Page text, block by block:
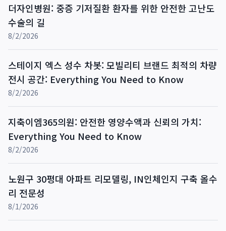
더자인병원: 중증 기저질환 환자를 위한 안전한 고난도
수술의 길
8/2/2026
스테이지 엑스 성수 차봇: 모빌리티 브랜드 최적의 차량
전시 공간: Everything You Need to Know
8/2/2026
지축이엠365의원: 안전한 영양수액과 신뢰의 가치:
Everything You Need to Know
8/2/2026
노원구 30평대 아파트 리모델링, IN인체인지 구축 올수
리 전문성
8/1/2026